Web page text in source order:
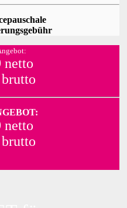
netto
netto